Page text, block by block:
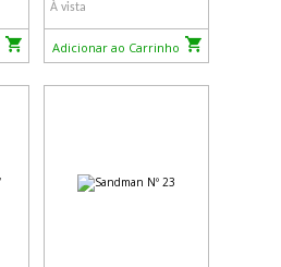
À vista
Adicionar ao Carrinho